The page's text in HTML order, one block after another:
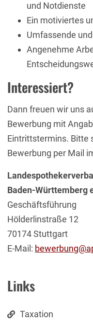
und Notdienste
Ein motiviertes
Umfassende
Angenehme
Interessiert?
Dann freuen wir uns
Bewerbung mit
Eintrittstermins. Bitte
Bewerbung per Mail
Baden-Württemberg
Geschäftsführung
Hölderlinstraße 12
70174 Stuttgart
E-Mail:
Links
Taxation